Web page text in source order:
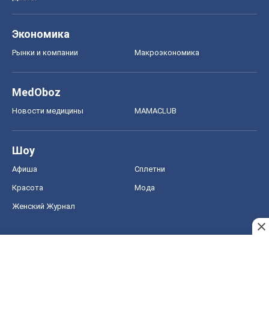
Экономика
Рынки и компании Mакроэкономика
MedOboz
Новости медицины MAMACLUB
Шоу
Афиша Сплетни
Красота Мода
Женский Журнал